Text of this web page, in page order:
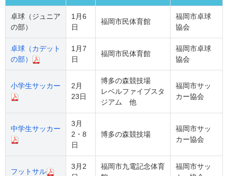
卓球（ジュニア
の部）
1月6
日
福岡市民体育館
福岡市卓球
協会
卓球（カデット
の部）
1月7
日
福岡市民体育館
福岡市卓球
協会
小学生サッカー
2月
23日
博多の森競技場
レベルファイブスタ
ジアム 他
福岡市サッ
カー協会
中学生サッカー
3月
2・8
日
博多の森競技場
福岡市サッ
カー協会
フットサル
3月2
福岡市九電記念体育
福岡市サッ